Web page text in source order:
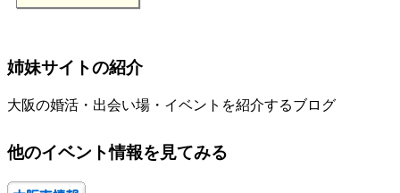
姉妹サイトの紹介
大阪の婚活・出会い場・イベントを紹介するブログ
他のイベント情報を見てみる